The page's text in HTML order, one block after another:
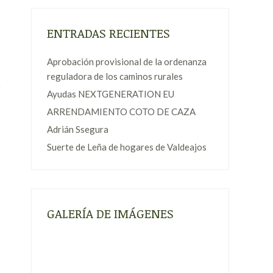
ENTRADAS RECIENTES
Aprobación provisional de la ordenanza
reguladora de los caminos rurales
Ayudas NEXTGENERATION EU
ARRENDAMIENTO COTO DE CAZA
Adrián Ssegura
Suerte de Leña de hogares de Valdeajos
GALERÍA DE IMÁGENES